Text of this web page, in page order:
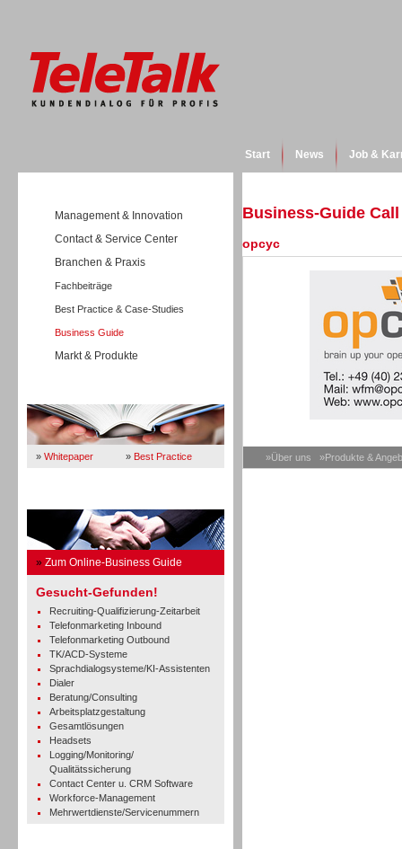
Start News Job &
Management & Innovation
Contact & Service Center
Branchen & Praxis
Fachbeiträge
Best Practice & Case-Studies
Business Guide
Markt & Produkte
» Whitepaper » Best Practice
» Zum Online-Business Guide
Gesucht-Gefunden!
Recruiting-Qualifizierung-Zeitarbeit
Telefonmarketing Inbound
Telefonmarketing Outbound
TK/ACD-Systeme
Sprachdialogsysteme/KI-Assistenten
Dialer
Beratung/Consulting
Arbeitsplatzgestaltung
Gesamtlösungen
Headsets
Logging/Monitoring/
Qualitätssicherung
Contact Center u. CRM Software
Workforce-Management
Mehrwertdienste/Servicenummern
Business-Guide
opcyc
»Über uns »Produkte &